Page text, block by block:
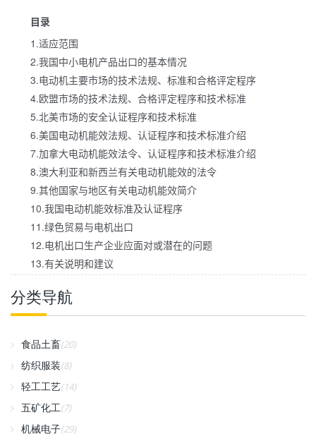
目录
1.适应范围
2.我国中小电机产品出口的基本情况
3.电动机主要市场的技术法规、标准和合格评定程序
4.欧盟市场的技术法规、合格评定程序和技术标准
5.北美市场的安全认证程序和技术标准
6.美国电动机能效法规、认证程序和技术标准介绍
7.加拿大电动机能效法令、认证程序和技术标准介绍
8.澳大利亚和新西兰有关电动机能效的法令
9.其他国家与地区有关电动机能效简介
10.我国电动机能效标准及认证程序
11.绿色贸易与电机出口
12.电机出口生产企业应面对或潜在的问题
13.有关说明和建议
分类导航
食品土畜(20)
纺织服装(8)
轻工工艺(14)
五矿化工(7)
机械电子(29)